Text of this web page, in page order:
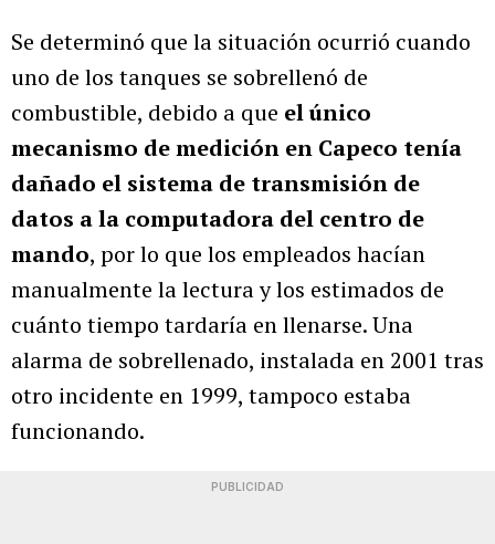
Se determinó que la situación ocurrió cuando
uno de los tanques se sobrellenó de
combustible, debido a que el único
mecanismo de medición en Capeco tenía
dañado el sistema de transmisión de
datos a la computadora del centro de
mando, por lo que los empleados hacían
manualmente la lectura y los estimados de
cuánto tiempo tardaría en llenarse. Una
alarma de sobrellenado, instalada en 2001 tras
otro incidente en 1999, tampoco estaba
funcionando.
PUBLICIDAD